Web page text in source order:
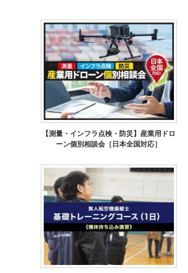
【測量・インフラ点検・防災】産業用ドロ
ーン個別相談会［日本全国対応］